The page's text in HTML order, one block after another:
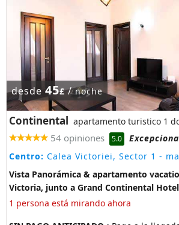
desde45£/noche
Continental apartamento turistico 1
54 opiniones 5.0
Centro: Calea Victoriei, Sector 1 -
Vista Panorámica & apartamento
Victoria, junto a Grand Continental Hotel
1 persona está mirando ahora